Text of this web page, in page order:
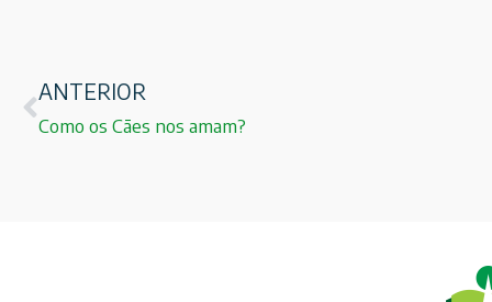
ANTERIOR
Como os Cães nos amam?